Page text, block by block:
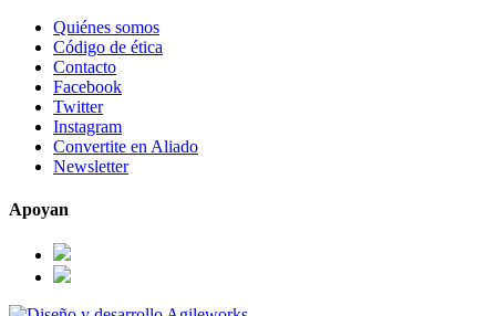
Quiénes somos
Código de ética
Contacto
Facebook
Twitter
Instagram
Convertite en Aliado
Newsletter
Apoyan